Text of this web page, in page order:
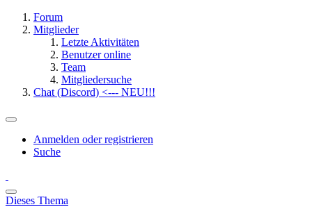
Forum
Mitglieder
Letzte Aktivitäten
Benutzer online
Team
Mitgliedersuche
Chat (Discord) <--- NEU!!!
Anmelden oder registrieren
Suche
Dieses Thema